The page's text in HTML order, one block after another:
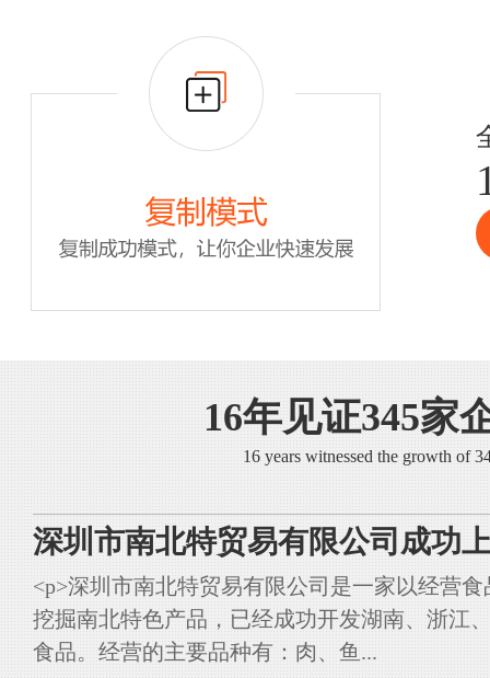
16年见证345家
16 years witnessed the growth of
深圳市南北特贸易有限公司成功
<p>深圳市南北特贸易有限公司是一家以经营
挖掘南北特色产品，已经成功开发湖南、浙江
食品。经营的主要品种有：肉、鱼...